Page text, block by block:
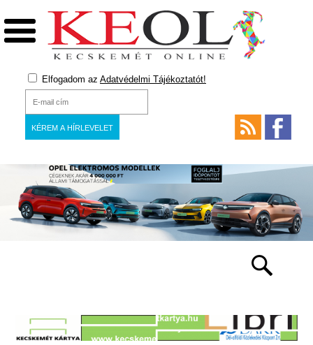
Elfogadom az Adatvédelmi Tájékoztatót!